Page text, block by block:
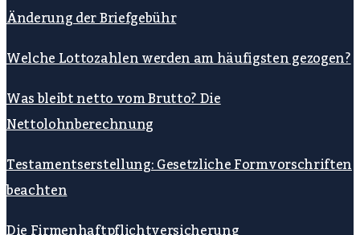
Änderung der Briefgebühr
Welche Lottozahlen werden am häufigsten gezogen?
Was bleibt netto vom Brutto? Die
Nettolohnberechnung
Testamentserstellung: Gesetzliche Formvorschriften
beachten